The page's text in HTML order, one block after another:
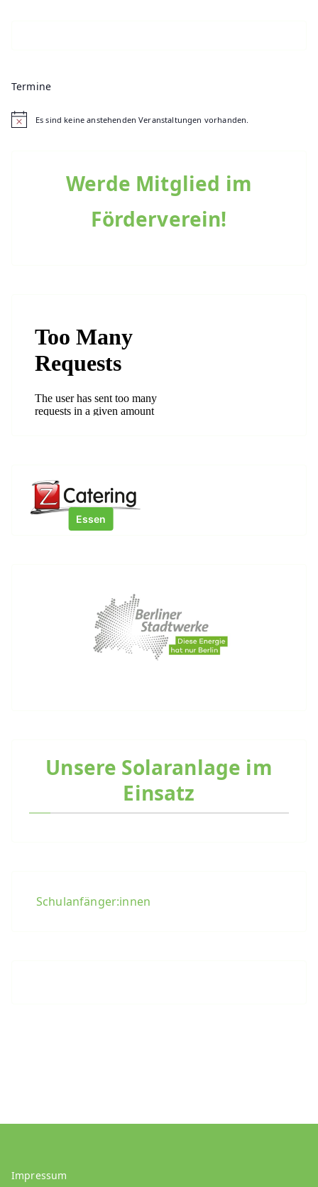
Termine
H
Es sind keine anstehenden Veranstaltungen vorhanden.
Werde Mitglied im
Förderverein!
Essen
Unsere Solaranlage im
Einsatz
Schulanfänger:innen
Impressum